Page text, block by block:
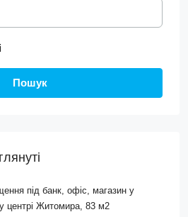
Пошук
під банк, офіс, магазин у
центрі Житомира, 83 м2